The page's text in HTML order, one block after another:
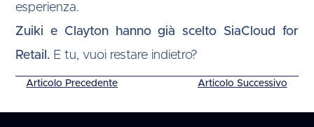
esperienza.
Zuiki
e Claytonhanno già scelto SiaCloud for
Retail. E tu, vuoi restare indietro?
Articolo Precedente Articolo Successivo